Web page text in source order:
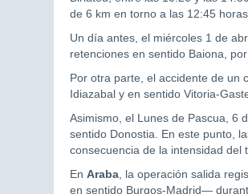
de 6 km en torno a las 12:45
Un día antes, el miércoles 1 de
retenciones en sentido Baiona,
Por otra parte, el accidente de un
Idiazabal y en sentido Vitoria-
Asimismo, el Lunes de Pascua, 6
sentido Donostia. En este punto,
consecuencia de la intensidad del
En Araba , la operación salida
en sentido Burgos-Madrid—